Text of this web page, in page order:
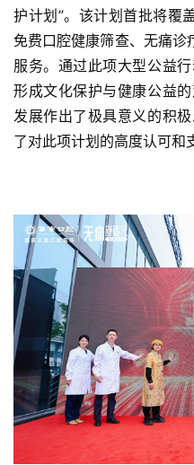
护计划”。该计划首批将覆
免费口腔健康筛查、无痛诊
服务。通过此项大型公益
形成文化保护与健康公益
发展作出了极具意义的积
了对此项计划的高度认可和